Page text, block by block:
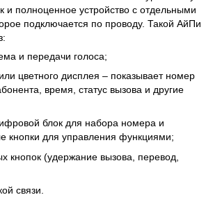
и полноценное устройство с отдельными
подключается по проводу. Такой АйПи
и передачи голоса;
цветного дисплея – показывает номер
время, статус вызова и другие
блок для набора номера и
кнопки для управления функциями;
кнопок (удержание вызова, перевод,
связи.